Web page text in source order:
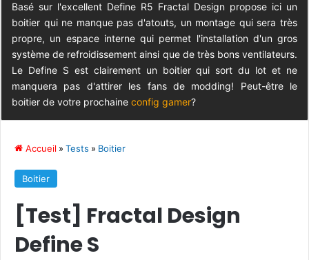
Basé sur l'excellent Define R5 Fractal Design propose ici un
boitier qui ne manque pas d'atouts, un montage qui sera très
propre, un espace interne qui permet l'installation d'un gros
système de refroidissement ainsi que de très bons ventilateurs.
Le Define S est clairement un boitier qui sort du lot et ne
manquera pas d'attirer les fans de modding! Peut-être le
boitier de votre prochaine config gamer?
Accueil » Tests » Boitier
Boitier
[Test] Fractal Design
Define S